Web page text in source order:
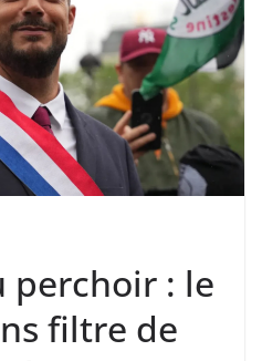
perchoir : le
filtre de